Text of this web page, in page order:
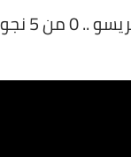
الأمان!